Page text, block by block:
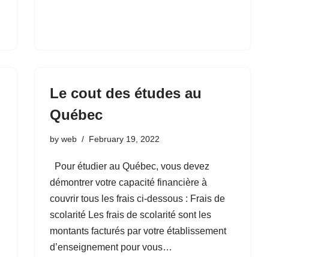
Le cout des études au
Québec
by web February 19, 2022
Pour étudier au Québec, vous devez
démontrer votre capacité financière à
couvrir tous les frais ci-dessous : Frais de
scolarité Les frais de scolarité sont les
montants facturés par votre établissement
d’enseignement pour vous…